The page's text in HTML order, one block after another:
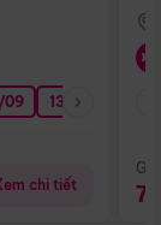
09 13/09
chi tiết